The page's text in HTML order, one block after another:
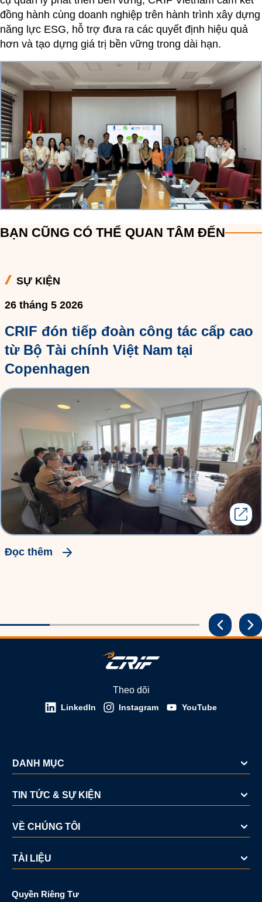
đồng hành cùng doanh nghiệp trên hành trình xây dựng
năng lực ESG, hỗ trợ đưa ra các quyết định hiệu quả
hơn và tạo dựng giá trị bền vững trong dài hạn.
BẠN CŨNG CÓ THỂ QUAN TÂM ĐẾN
SỰ KIỆN
26 tháng 5 2026
CRIF đón tiếp đoàn công tác cấp cao
từ Bộ Tài chính Việt Nam tại
Copenhagen
đọc thêm
Theo dõi
LinkedIn Instagram YouTube
DANH MỤC
TIN TỨC & SỰ KIỆN
VỀ CHÚNG TÔI
TÀI LIỆU
Quyền Riêng Tư